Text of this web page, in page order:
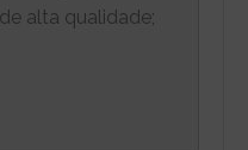
alta qualidade;